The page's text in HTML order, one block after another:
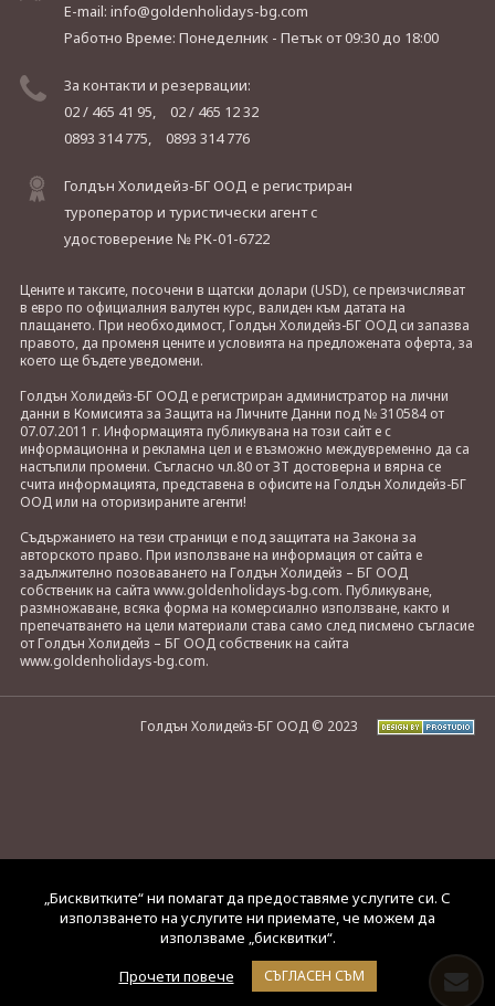
E-mail: info@goldenholidays-bg.com
Работно Време: Понеделник - Петъкот 09:30 до 18:00
За контакти и резервации:
02 / 465 41 95,
02 / 465 12 32
0893 314 775,
0893 314 776
Голдън Холидейз-БГ ООД е регистриран
туроператор и туристически агент с
удостоверение № РК-01-6722
Цените и таксите, посочени в щатски долари (USD), се преизчисляват
в евро по официалния валутен курс, валиден към датата на
плащането. При необходимост, Голдън Холидейз-БГ ООД си запазва
правото, да променя цените и условията на предложената оферта, за
което ще бъдете уведомени.
Голдън Холидейз-БГ ООД е регистриран администратор на лични
данни в Комисията за Защита на Личните Данни под № 310584 от
07.07.2011 г. Информацията публикувана на този сайт е с
информационна и рекламна цел и е възможно междувременно да са
настъпили промени. Съгласно чл.80 от ЗТ достоверна и вярна се
счита информацията, представена в офисите на Голдън Холидейз-БГ
ООД или на оторизираните агенти!
Съдържанието на тези страници е под защитата на Закона за
авторското право. При използване на информация от сайта е
задължително позоваването на Голдън Холидейз – БГ ООД
собственик на сайта www.goldenholidays-bg.com. Публикуване,
размножаване, всяка форма на комерсиално използване, както и
препечатването на цели материали става само след писмено съгласие
от Голдън Холидейз – БГ ООД собственик на сайта
www.goldenholidays-bg.com.
Голдън Холидейз-БГ ООД © 2023
„Бисквитките“ ни помагат да предоставяме услугите си. С
използването на услугите ни приемате, че можем да
използваме „бисквитки“.
Прочети повече
СЪГЛАСЕН СЪМ